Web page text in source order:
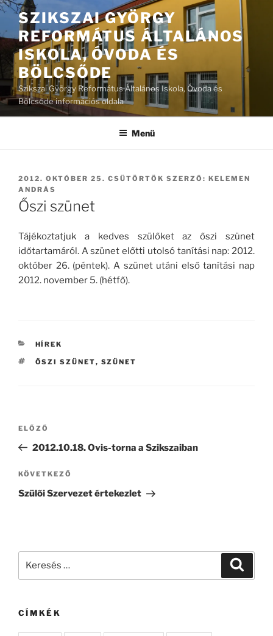
Tartalomhoz
SZIKSZAI GYÖRGY
REFORMÁTUS ÁLTALÁNOS
ISKOLA, ÓVODA ÉS
BÖLCSŐDE
Szikszai György Református Általános Iskola, Óvoda és
Bölcsőde információs oldala
Menü
BEKÜLDVE:
2012. OKTÓBER 25. CSÜTÖRTÖK SZERZŐ: KELEMEN
ANDRÁS
Őszi szünet
Tájékoztatjuk a kedves szülőket az őszi szünet
időtartamáról. A szünet előtti utolsó tanítási nap: 2012.
október 26. (péntek). A szünet utáni első tanítási nap
2012. november 5. (hétfő).
KATEGÓRIÁK
HÍREK
CÍMKÉK
ŐSZI SZÜNET, SZÜNET
Bejegyzés
Korábbi
bejegyzés
ELŐZŐ
2012.10.18. Ovis-torna a Szikszaiban
Következő
bejegyzés
KÖVETKEZŐ
Szülői Szervezet értekezlet
CÍMKÉK